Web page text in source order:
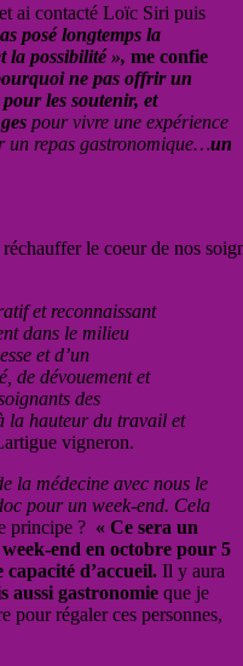
ai contacté Loïc Siri puis
posé longtemps la
la possibilité », me confie
ne pas offrir un
les soutenir, et
pour vivre une expérience
un repas gastronomique…un
le coeur de nos
et reconnaissant
dans le milieu
et d’un
de dévouement et
des
la hauteur du travail et
vigneron.
la médecine avec nous le
pour un week-end. Cela
principe ? « Ce sera un
end en octobre pour 5
capacité d’accueil. Il y aura
aussi gastronomie que je
pour régaler ces personnes,